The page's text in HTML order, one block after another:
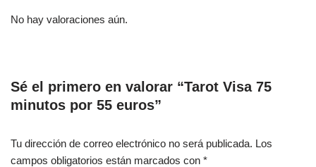
No hay valoraciones aún.
Sé el primero en valorar “Tarot Visa 75
minutos por 55 euros”
Tu dirección de correo electrónico no será publicada. Los
campos obligatorios están marcados con *